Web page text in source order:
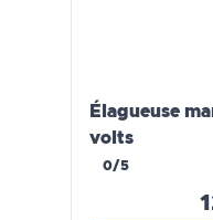
Élagueuse
volts
0/5